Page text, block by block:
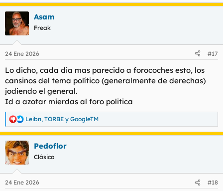
i
e
:
Asam
Freak
24 Ene 2026 #17
Lo dicho, cada dia mas parecido a forocoches esto, los
cansinos del tema político (generalmente de derechas)
jodiendo el general.
Id a azotar mierdas al foro politica
R
e
a
c
c
i
e
Leibn, TORBE y GoogleTM
Pedoflor
Clásico
24 Ene 2026 #18